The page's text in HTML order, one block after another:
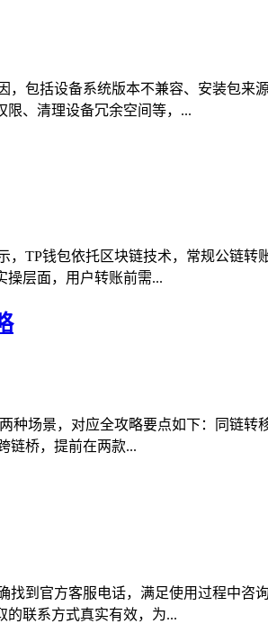
包括设备系统版本不兼容、安装包
限、清理设备冗余空间等，...
TP钱包依托区块链技术，常规公链
操层面，用户转账前需...
种场景，对应全攻略要点如下：同链
链桥，提前在两款...
到官方客服电话，满足使用过程中
的联系方式真实有效，为...